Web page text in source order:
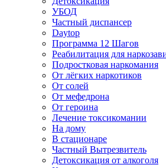
УБОД
Частный диспансер
Daytop
Программа 12 Шагов
Реабилитация для
Подростковая наркомания
От лёгких наркотиков
От солей
От мефедрона
От героина
Лечение токсикомании
На дому
В стационаре
Частный Вытрезвитель
Детоксикация от алкоголя